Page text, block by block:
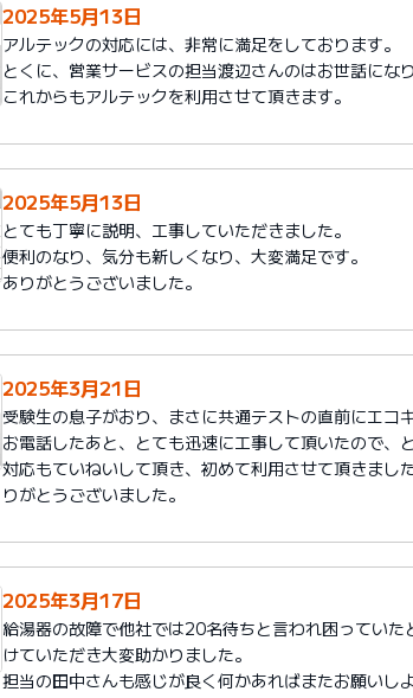
2025年5月13日
アルテックの対応には、非常に満足をしております。
とくに、営業サービスの担当渡辺さんのはお世話にな
これからもアルテックを利用させて頂きます。
2025年5月13日
とても丁寧に説明、工事していただきました。
便利のなり、気分も新しくなり、大変満足です。
ありがとうございました。
2025年3月21日
受験生の息子がおり、まさに共通テストの直前にエコ
お電話したあと、とても迅速に工事して頂いたので、
対応もていねいして頂き、初めて利用させて頂きまし
りがとうございました。
2025年3月17日
給湯器の故障で他社では20名待ちと言われ困ってい
けていただき大変助かりました。
担当の田中さんも感じが良く何かあればまたお願いし